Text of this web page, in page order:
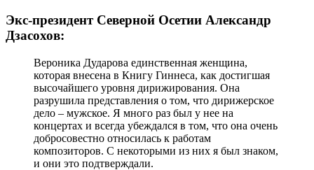
Экс-президент Северной Осетии Александр
Дзасохов:
Вероника Дударова единственная женщина,
которая внесена в Книгу Гиннеса, как достигшая
высочайшего уровня дирижирования. Она
разрушила представления о том, что дирижерское
дело – мужское. Я много раз был у нее на
концертах и всегда убеждался в том, что она очень
добросовестно относилась к работам
композиторов. С некоторыми из них я был знаком,
и они это подтверждали.